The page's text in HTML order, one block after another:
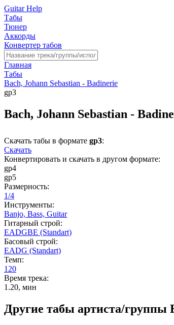
Guitar Help
Табы
Тюнер
Аккорды
Конвертер табов
Главная
Табы
Bach, Johann Sebastian - Badinerie
gp3
Bach, Johann Sebastian -
Скачать табы в формате gp3:
Скачать
Конвертировать и скачать в другом формате:
gp4
gp5
Размерность:
1/4
Инструменты:
Banjo, Bass, Guitar
Гитарный строй:
EADGBE (Standart)
Басовый строй:
EADG (Standart)
Темп:
120
Время трека:
1.20, мин
Другие табы артиста/группы